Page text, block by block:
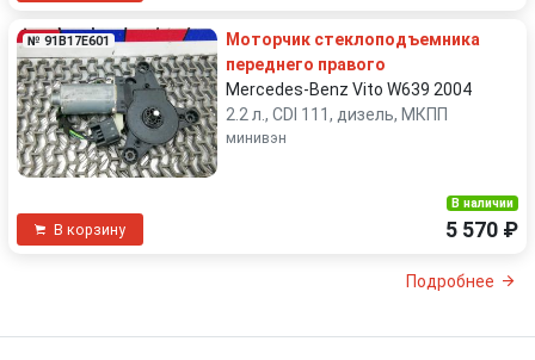
№ 91B17E601
Моторчик стеклоподъемника
переднего правого
Mercedes-Benz Vito W639 2004
2.2 л., CDI 111, дизель, МКПП
минивэн
В корзину
В наличии
5 570 ₽
Подробнее